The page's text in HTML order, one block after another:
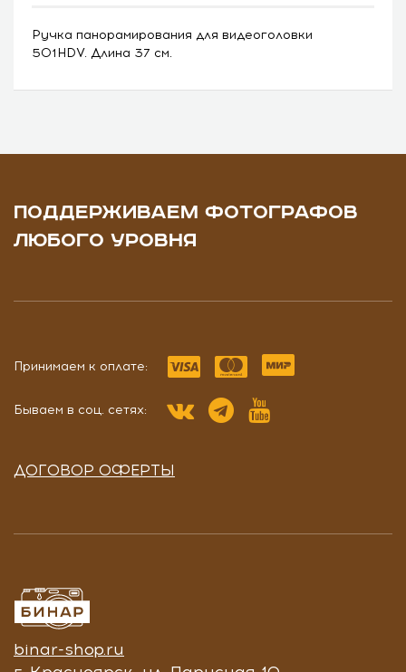
Ручка панорамирования для видеоголовки
501HDV. Длина 37 см.
ПОДДЕРЖИВАЕМ ФОТОГРАФОВ
ЛЮБОГО УРОВНЯ
Принимаем к оплате:
Бываем в соц. сетях:
ДОГОВОР ОФЕРТЫ
binar-shop.ru